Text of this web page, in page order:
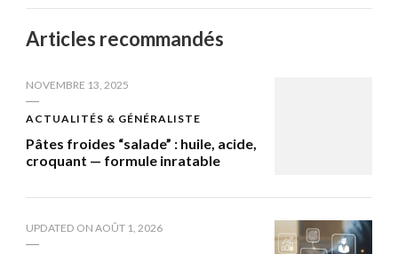
Articles recommandés
NOVEMBRE 13, 2025
ACTUALITÉS & GÉNÉRALISTE
Pâtes froides “salade” : huile, acide,
croquant — formule inratable
UPDATED ON AOÛT 1, 2026